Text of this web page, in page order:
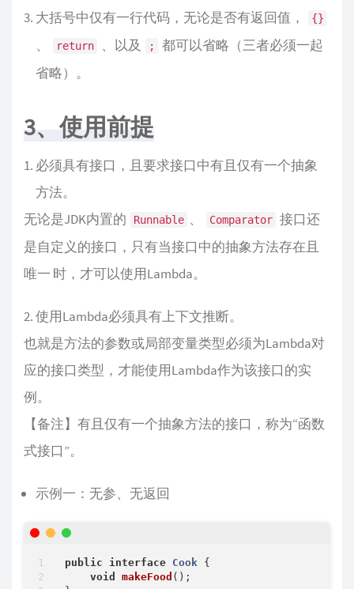
大括号中仅有一行代码，无论是否有返回值，
{}
、 return 、以及 ;
都可以省略（三者必须一起
省略）。
3、使用前提
必须具有接口，且要求接口中有且仅有一个抽象
方法。
无论是JDK内置的
Runnable 、 Comparator 接口还
是自定义的接口，只有当接口中的抽象方法存在且
唯一 时，才可以使用Lambda。
使用Lambda必须具有上下文推断。
也就是方法的参数或局部变量类型必须为Lambda对
应的接口类型，才能使用Lambda作为该接口的实
例。
【备注】有且仅有一个抽象方法的接口，称为“函数
式接口”。
示例一：无参、无返回
public interface Cook {
void
makeFood () ;